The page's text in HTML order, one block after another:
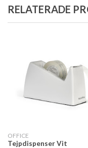
RELATERADE
OFFICE
Tejpdispenser Vit